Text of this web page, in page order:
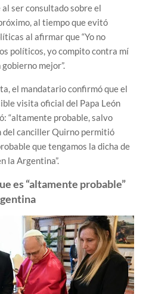
ser consultado sobre el
al tiempo que evitó
al afirmar que “Yo no
políticos, yo compito contra mí
mejor”.
el mandatario confirmó que el
visita oficial del Papa León
“altamente probable, salvo
del canciller Quirno permitió
que tengamos la dicha de
la Argentina”.
es “altamente probable”